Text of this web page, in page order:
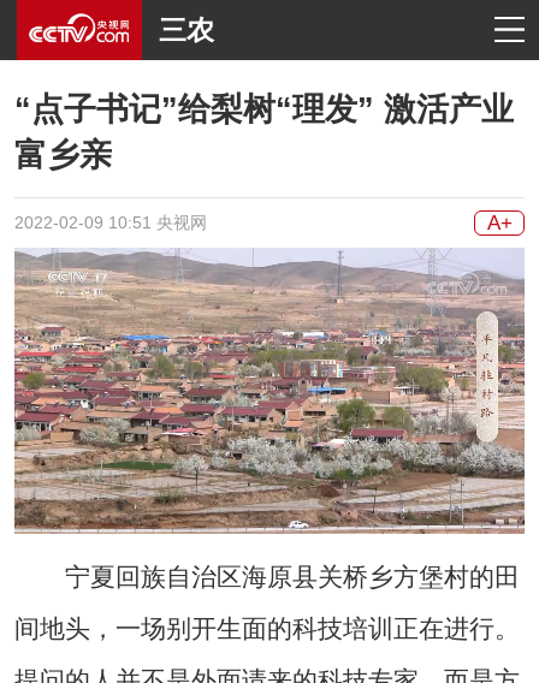
三农
“点子书记”给梨树“理发” 激活产业
富乡亲
2022-02-09 10:51 央视网 A+
宁夏回族自治区海原县关桥乡方堡村的田
间地头，一场别开生面的科技培训正在进行。